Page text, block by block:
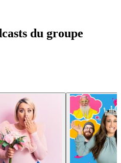
du groupe